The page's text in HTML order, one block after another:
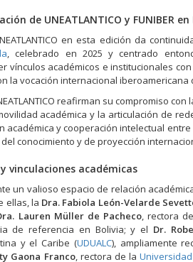
de UNEATLANTICO y FUNIBER en
en esta edición da
, celebrado en 2025 y centrado
vínculos académicos e institucionales
la vocación internacional
reafirman su compromiso
académica y la articulación de
académica y cooperación intelectual
conocimiento y de proyección
vinculaciones académicas
un valioso espacio de relación
ellas, la Dra. Fabiola León-Velarde
Lauren Müller de Pacheco, rectora
de referencia en Bolivia; y el Dr.
y el Caribe (UDUALC), ampliamente
Gaona Franco, rectora de la